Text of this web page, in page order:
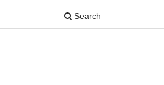
Search